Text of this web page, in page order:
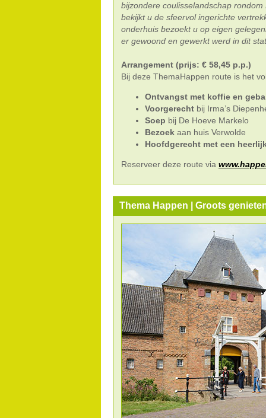
bijzondere coulisselandschap
bekijkt u de sfeervol ingerichte
onderhuis bezoekt u op eigen
er gewoond en gewerkt werd in dit
Arrangement (prijs: € 58,45 p.p.)
Bij deze ThemaHappen route is het
Ontvangst met koffie en
Voorgerecht bij Irma’s
Soep bij De Hoeve Markelo
Bezoek aan huis Verwolde
Hoofdgerecht met een
Reserveer deze route via
Thema Happen | Groots